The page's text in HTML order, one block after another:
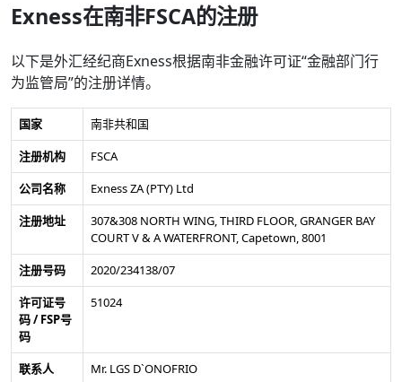
Exness在南非FSCA的注册
以下是外汇经纪商Exness根据南非金融许可证“金融部门行
为监管局”的注册详情。
国家
南非共和国
注册机构
FSCA
公司名称
Exness ZA (PTY) Ltd
注册地址
307&308 NORTH WING, THIRD FLOOR, GRANGER BAY
COURT V & A WATERFRONT, Capetown, 8001
注册号码
2020/234138/07
许可证号
码 / FSP号
码
51024
联系人
Mr. LGS D`ONOFRIO